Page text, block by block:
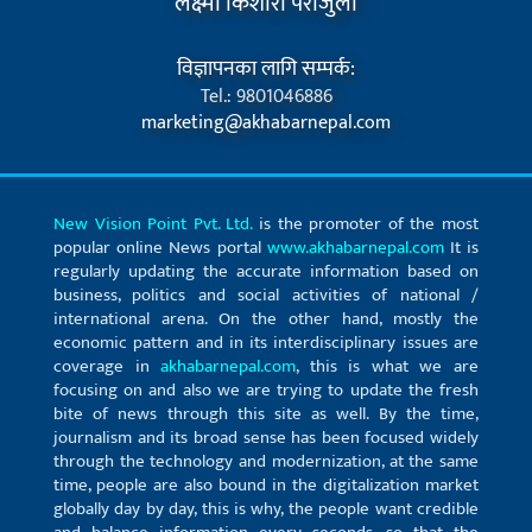
विज्ञापनका लागि सम्पर्क:
Tel.: 9801046886
marketing@akhabarnepal.com
New Vision Point Pvt. Ltd.is the promoter of the most
popular online News portal www.akhabarnepal.comIt is
regularly updating the accurate information based on
business, politics and social activities of national /
international arena. On the other hand, mostly the
economic pattern and in its interdisciplinary issues are
coverage inakhabarnepal.com, this is what we are
focusing on and also we are trying to update the fresh
bite of news through this site as well. By the time,
journalism and its broad sense has been focused widely
through the technology and modernization, at the same
time, people are also bound in the digitalization market
globally day by day, this is why, the people want credible